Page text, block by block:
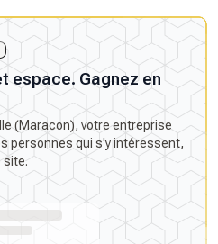
espace. Gagnez en
(Maracon), votre entreprise
personnes qui s'y intéressent,
site.